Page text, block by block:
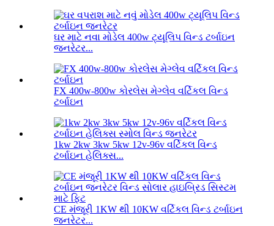
ઘર માટે નવા મોડેલ 400w ટ્યૂલિપ વિન્ડ ટર્બાઇન
જનરેટર...
FX 400w-800w કોરલેસ મેગ્લેવ વર્ટિકલ વિન્ડ
ટર્બાઇન
1kw 2kw 3kw 5kw 12v-96v વર્ટિકલ વિન્ડ
ટર્બાઇન હેલિક્સ...
CE મંજૂરી 1KW થી 10KW વર્ટિકલ વિન્ડ ટર્બાઇન
જનરેટર...